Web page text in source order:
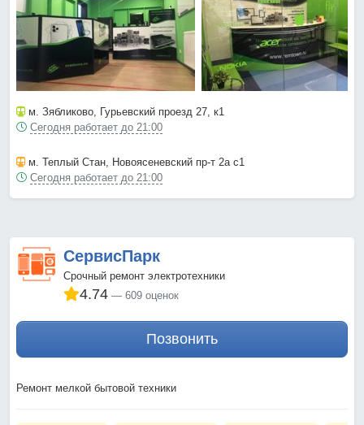
м. Зябликово, Гурьевский проезд 27, к1
Сегодня работает до 21:00
м. Теплый Стан, Новоясеневский пр-т 2а с1
Сегодня работает до 21:00
СервисПарк
Срочный ремонт электротехники
4.74 609 оценок
Позвонить
Ремонт мелкой бытовой техники